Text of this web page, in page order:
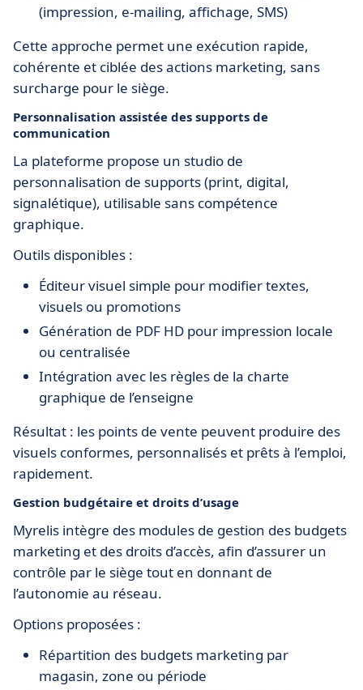
(impression, e-mailing, affichage, SMS)
Cette approche permet une exécution rapide,
cohérente et ciblée des actions marketing, sans
surcharge pour le siège.
Personnalisation assistée des supports de
communication
La plateforme propose un studio de
personnalisation de supports (print, digital,
signalétique), utilisable sans compétence
graphique.
Outils disponibles :
Éditeur visuel simple pour modifier textes,
visuels ou promotions
Génération de PDF HD pour impression locale
ou centralisée
Intégration avec les règles de la charte
graphique de l’enseigne
Résultat : les points de vente peuvent produire des
visuels conformes, personnalisés et prêts à l’emploi,
rapidement.
Gestion budgétaire et droits d’usage
Myrelis intègre des modules de gestion des budgets
marketing et des droits d’accès, afin d’assurer un
contrôle par le siège tout en donnant de
l’autonomie au réseau.
Options proposées :
Répartition des budgets marketing par
magasin, zone ou période